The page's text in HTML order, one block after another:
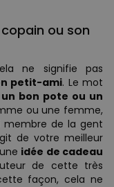
ou son
ne signifie pas
petit-ami. Le mot
bon pote ou un
ou une femme,
membre de la gent
de votre meilleur
idée de cadeau
de cette très
façon, cela ne